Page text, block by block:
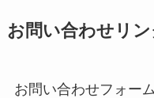
お問い合わせリン
お問い合わせフォー